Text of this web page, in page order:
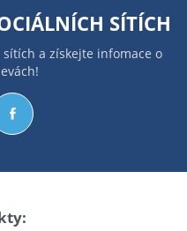
SÍTÍCH
a získejte infomace o